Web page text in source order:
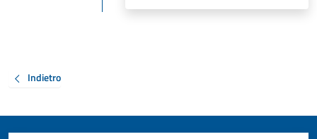
Indietro